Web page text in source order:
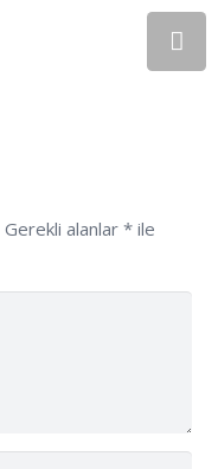
Gerekli alanlar *ile